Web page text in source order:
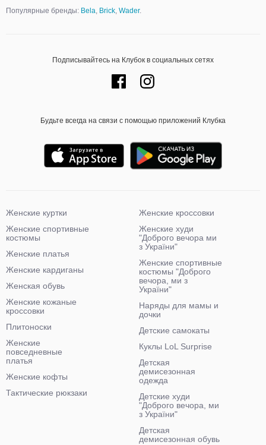
Популярные бренды: Bela, Brick, Wader.
Подписывайтесь на Клубок в социальных сетях
Будьте всегда на связи с помощью приложений Клубка
Женские куртки
Женские спортивные
костюмы
Женские платья
Женские кардиганы
Женская обувь
Женские кожаные
кроссовки
Плитоноски
Женские
повседневные
платья
Женские кофты
Тактические рюкзаки
Женские кроссовки
Женские худи
"Доброго вечора ми
з України"
Женские спортивные
костюмы "Доброго
вечора, ми з
України"
Наряды для мамы и
дочки
Детские самокаты
Куклы LoL Surprise
Детская
демисезонная
одежда
Детские худи
"Доброго вечора, ми
з України"
Детская
демисезонная обувь